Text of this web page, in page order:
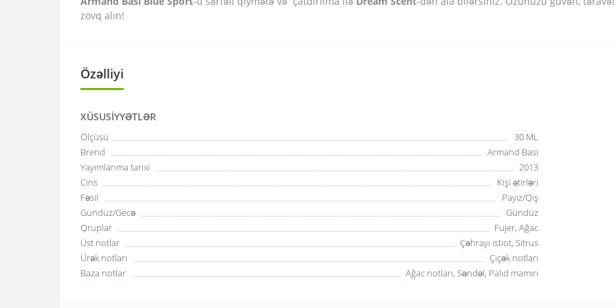
zövq alın!
Özəlliyi
XÜSUSIYYƏTLƏR
Ölçüsü
30 ML
Brend
Armand Basi
Yayımlanma tarixi
2013
Cins
Kişi ətirləri
Fəsil
Payız/Qış
Gündüz/Gecə
Gündüz
Qruplar
Fujer, Ağac
Üst notlar
Çəhrayı istiot, Sitrus
Ürək notları
Çiçək notları
Baza notlar
Ağac notları, Səndəl, Palıd mamırı